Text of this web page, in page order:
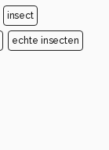
insect
echte insecten